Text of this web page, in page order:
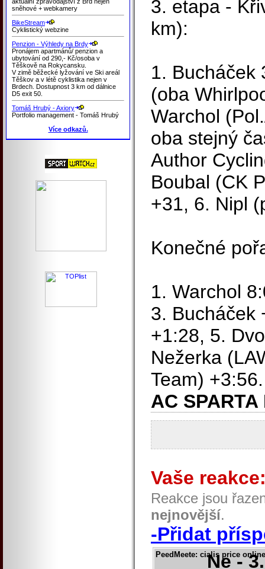
sněhové + webkamery
BikeStream
Cyklistický webzine
Penzion - Výhledy na Brdy
Pronájem apartmánů/ penzion a
ubytování od 290,- Kč/osoba v
Těškově na Rokycansku.
V zimě běžecké lyžování ve Ski areál
Těškov a v létě cyklistika nejen v
Brdech. Dostupnost 3 km od dálnice
D5 exit 50.
Tomáš Hrubý - Axiory
Portfolio management - Tomáš Hrubý
Více odkazů.
3. etapa -
km):
1. Bucháček
(oba
Warchol
oba stejný
Author
Boubal (CK
+31, 6. Nipl
Konečné
1. Warchol
3. Bucháček
+1:28, 5.
Nežerka
Team)
AC SPARTA
Vaše
Reakce jsou
nejnovější.
-Přidat
PeedMeete: cialis price
Ne -